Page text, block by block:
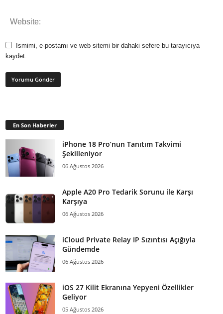
Ismimi, e-postamı ve web sitemi bir dahaki sefere bu tarayıcıya
kaydet.
En Son Haberler
iPhone 18 Pro’nun Tanıtım Takvimi
Şekilleniyor
06 Ağustos 2026
Apple A20 Pro Tedarik Sorunu ile Karşı
Karşıya
06 Ağustos 2026
iCloud Private Relay IP Sızıntısı Açığıyla
Gündemde
06 Ağustos 2026
iOS 27 Kilit Ekranına Yepyeni Özellikler
Geliyor
05 Ağustos 2026